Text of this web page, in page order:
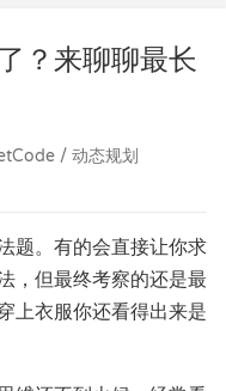
？来聊聊最长
/ 动态规划
题。有的会直接让你求
，但最终考察的还是最
上衣服你还看得出来是